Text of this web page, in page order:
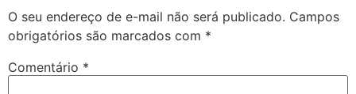
O seu endereço de e-mail não será publicado. Campos
obrigatórios são marcados com *
Comentário *